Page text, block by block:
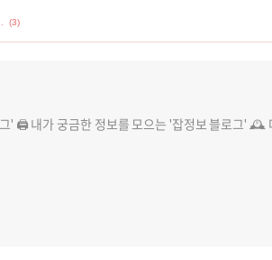
(3)
' 🖨️ 내가 궁금한 정보를 모으는 '잡정보 블로그' 🕰️